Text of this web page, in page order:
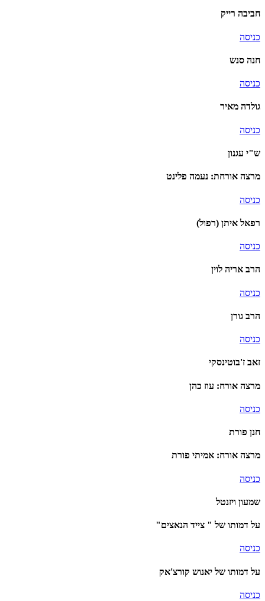
חביבה רייק
כניסה
חנה סנש
כניסה
גולדה מאיר
כניסה
ש"י עגנון
מרצה אורחת: נעמה פלינט
כניסה
רפאל איתן (רפול)
כניסה
הרב אריה לוין
כניסה
הרב גורן
כניסה
זאב ז'בוטינסקי
מרצה אורח: עוז כהן
כניסה
חנן פורת
מרצה אורח: אמיתי פורת
כניסה
שמעון ויזנטל
על דמותו של " צייד הנאצים"
כניסה
על דמותו של יאנוש קורצ'אק
כניסה